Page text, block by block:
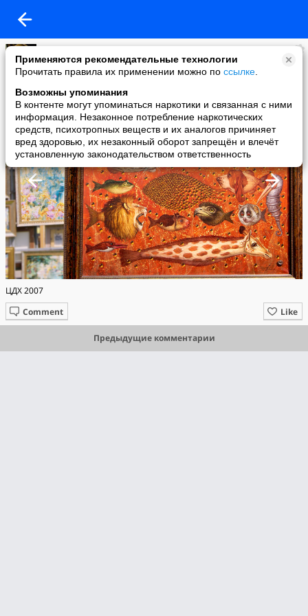
Применяются рекомендательные технологии
Прочитать правила их применении можно по ссылке
Возможны упоминания
В контенте могут упоминаться наркотики и связанная с ними
информация. Незаконное потребление наркотических
средств, психотропных веществ и их аналогов причиняет
вред здоровью, их незаконный оборот запрещён и влечёт
установленную законодательством ответственность
Елена Юрова
added a photo
04 Aug в 11:56
ЦДХ 2007
Like
Comment
Предыдущие комментарии